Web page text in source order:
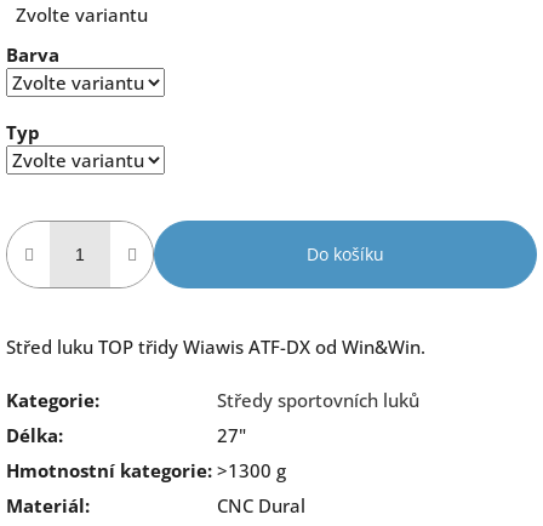
cena:
Zvolte variantu
Barva
Typ
Do košíku
Střed luku TOP třidy Wiawis ATF-DX od Win&Win.
Kategorie:
Středy sportovních luků
Délka:
27"
Hmotnostní kategorie: >1300 g
Materiál:
CNC Dural